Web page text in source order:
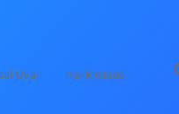
Uyarı Hakkımızda